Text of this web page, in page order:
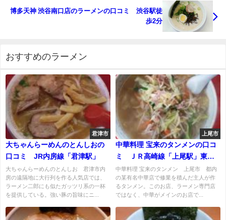
博多天神 渋谷南口店のラーメンの口コミ 渋谷駅徒
歩2分
おすすめのラーメン
君津市
大ちゃんらーめんのとんしおの
口コミ JR内房線「君津駅」
大ちゃんらーめんのとんしお 君津市内
房の遠隔地に大行列を作る人気店では、
ラーメン二郎にも似たガッツリ系の一杯
を提供している。強い豚の旨味にニ...
上尾市
中華料理 宝来のタンメンの口コ
ミ ＪＲ高崎線「上尾駅」東口
から徒歩約10分
中華料理 宝来のタンメン 上尾市 都内
の某有名中華店で修業を積んだ主人が作
るタンメン。このお店、ラーメン専門店
ではなく、中華がメインのお店で...